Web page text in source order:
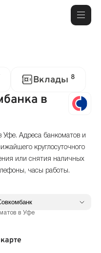
Вклады 8
в
Уфе. Адреса банкоматов и
круглосуточного
или снятия наличных
часы работы.
в Уфе